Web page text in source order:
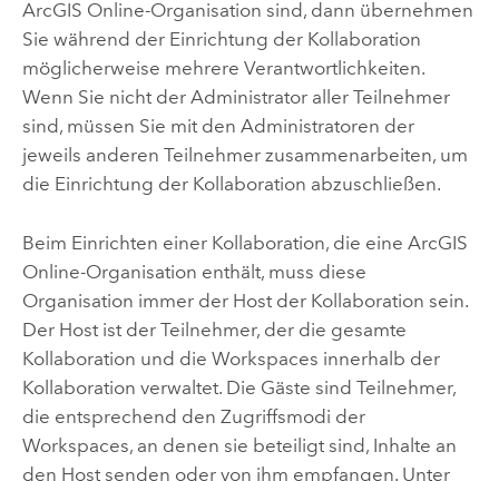
ArcGIS Online-Organisation sind, dann übernehmen
Sie während der Einrichtung der Kollaboration
möglicherweise mehrere Verantwortlichkeiten.
Wenn Sie nicht der Administrator aller Teilnehmer
sind, müssen Sie mit den Administratoren der
jeweils anderen Teilnehmer zusammenarbeiten, um
die Einrichtung der Kollaboration abzuschließen.
Beim Einrichten einer Kollaboration, die eine ArcGIS
Online-Organisation enthält, muss diese
Organisation immer der Host der Kollaboration sein.
Der Host ist der Teilnehmer, der die gesamte
Kollaboration und die Workspaces innerhalb der
Kollaboration verwaltet. Die Gäste sind Teilnehmer,
die entsprechend den Zugriffsmodi der
Workspaces, an denen sie beteiligt sind, Inhalte an
den Host senden oder von ihm empfangen. Unter